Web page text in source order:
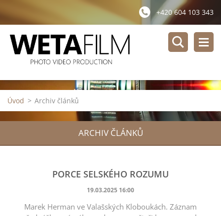
+420 604 103 343
Úvod > Archiv článků
ARCHIV ČLÁNKŮ
PORCE SELSKÉHO ROZUMU
19.03.2025 16:00
Marek Herman ve Valašských Kloboukách. Záznam